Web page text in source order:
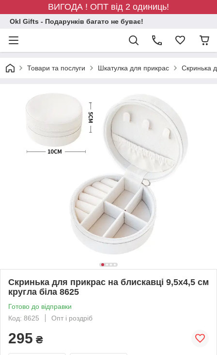
ВИГОДА ! ОПТ від 2 одиниць!
Okl Gifts - Подарунків багато не буває!
Товари та послуги Шкатулка для прикрас Скринька
Скринька для прикрас на блискавці 9,5x4,5 см
кругла біла 8625
Готово до відправки
Код: 8625
Опт і роздріб
295 ₴